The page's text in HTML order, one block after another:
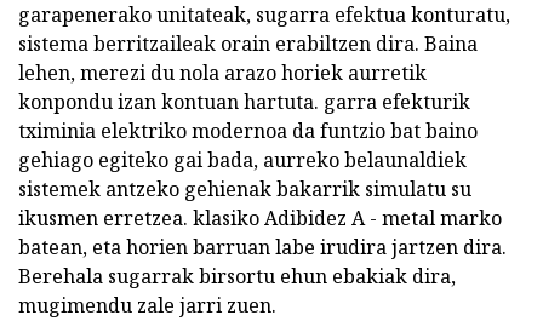
garapenerako unitateak, sugarra efektua konturatu,
sistema berritzaileak orain erabiltzen dira. Baina
lehen, merezi du nola arazo horiek aurretik
konpondu izan kontuan hartuta. garra efekturik
tximinia elektriko modernoa da funtzio bat baino
gehiago egiteko gai bada, aurreko belaunaldiek
sistemek antzeko gehienak bakarrik simulatu su
ikusmen erretzea. klasiko Adibidez A - metal marko
batean, eta horien barruan labe irudira jartzen dira.
Berehala sugarrak birsortu ehun ebakiak dira,
mugimendu zale jarri zuen.